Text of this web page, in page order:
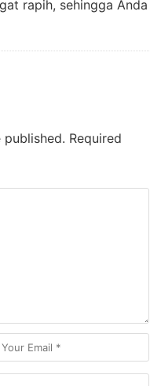
rapih, sehingga Anda
Required